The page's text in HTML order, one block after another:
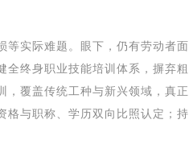
等实际难题。眼下，仍有劳动者面
全终身职业技能培训体系，摒弃粗
，覆盖传统工种与新兴领域，真正
格与职称、学历双向比照认定；持